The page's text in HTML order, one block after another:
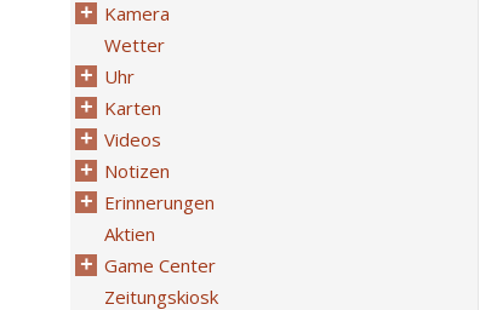
Kamera
Wetter
Uhr
Karten
Videos
Notizen
Erinnerungen
Aktien
Game Center
Zeitungskiosk